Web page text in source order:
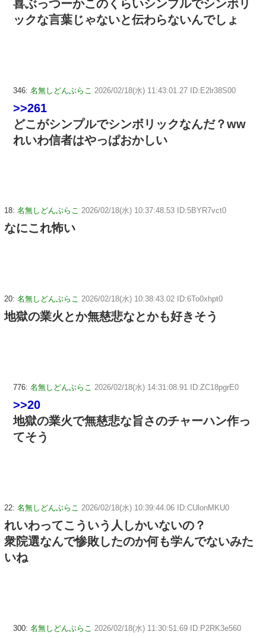
喜ぶっつーかこのくらいシンプルでシンボリ
ックな言葉じゃないと伝わらないんでしょ
346: 名無しどんぶらこ 2026/02/18(水) 11:43:01.27 ID:E2lr38S00
>>261
どこがシンプルでシンボリックなんだ？ww
れいわ信者はやっぱおかしい
18: 名無しどんぶらこ 2026/02/18(水) 10:37:48.53 ID:5BYR7vct0
なにこれ怖い
20: 名無しどんぶらこ 2026/02/18(水) 10:38:43.02 ID:6To0xhpt0
地獄の業火とか無慈悲なとかも好きそう
776: 名無しどんぶらこ 2026/02/18(水) 14:31:08.91 ID:ZC18pgrE0
>>20
地獄の業火で無慈悲な旨さのチャーハン作っ
てそう
22: 名無しどんぶらこ 2026/02/18(水) 10:39:44.06 ID:CUlonMKU0
れいわってこういう人しかいないの？
衆院選なんで惨敗したのか何も学んでないみた
いね
300: 名無しどんぶらこ 2026/02/18(水) 11:30:51.69 ID:P2RK3e560